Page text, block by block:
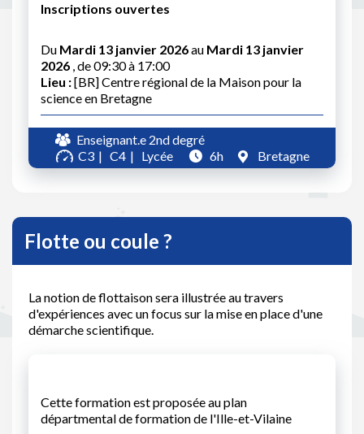
Inscriptions ouvertes
Du Mardi 13 janvier 2026au Mardi 13 janvier
2026 , de 09:30 à 17:00
Lieu :[BR] Centre régional de la Maison pour la
science en Bretagne
Enseignant.e 2nd degré
C3
C4 Lycée 6h Bretagne
Flotte ou coule ?
La notion de flottaison sera illustrée au travers
d'expériences avec un focus sur la mise en place d'une
démarche scientifique.
Cette formation est proposée au plan
départmental de formation de l'Ille-et-Vilaine